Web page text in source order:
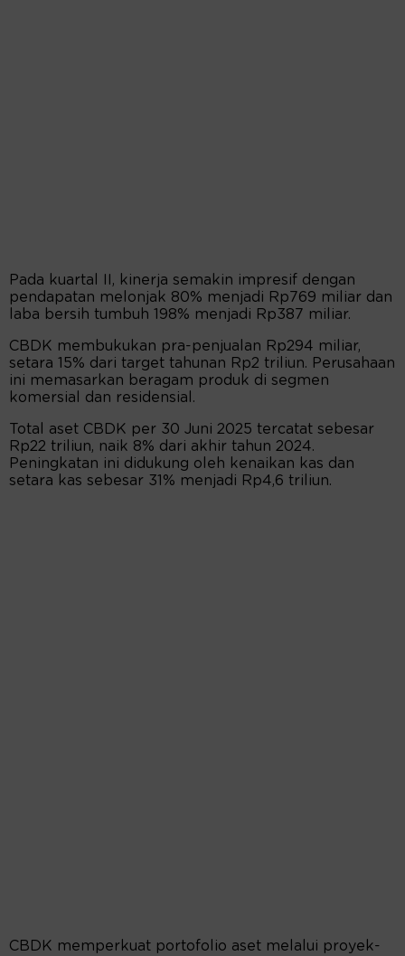
Pada kuartal II, kinerja semakin impresif dengan
pendapatan melonjak 80% menjadi Rp769 miliar dan
laba bersih tumbuh 198% menjadi Rp387 miliar.
CBDK membukukan pra-penjualan Rp294 miliar,
setara 15% dari target tahunan Rp2 triliun. Perusahaan
ini memasarkan beragam produk di segmen
komersial dan residensial.
Total aset CBDK per 30 Juni 2025 tercatat sebesar
Rp22 triliun, naik 8% dari akhir tahun 2024.
Peningkatan ini didukung oleh kenaikan kas dan
setara kas sebesar 31% menjadi Rp4,6 triliun.
CBDK memperkuat portofolio aset melalui proyek-